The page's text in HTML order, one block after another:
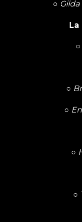
○
La
○
○
○
○
○